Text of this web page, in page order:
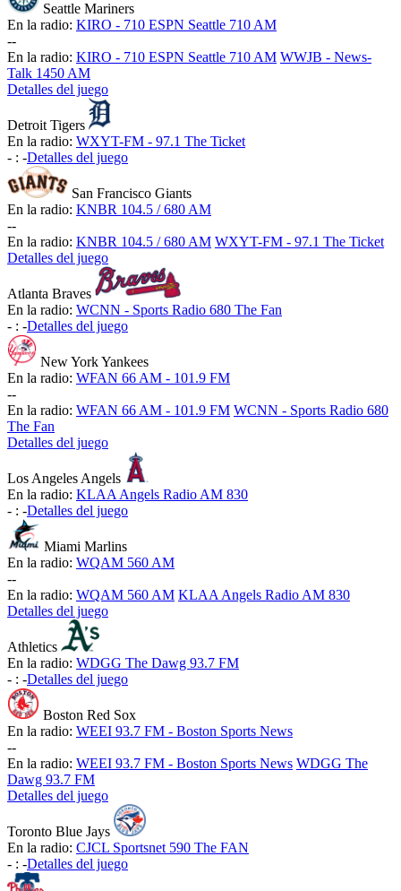
Seattle Mariners
En la radio: KIRO - 710 ESPN Seattle 710 AM
--
En la radio: KIRO - 710 ESPN Seattle 710 AM WWJB - News-
Talk 1450 AM
Detalles del juego
Detroit Tigers
En la radio: WXYT-FM - 97.1 The Ticket
- : -Detalles del juego
San Francisco Giants
En la radio: KNBR 104.5 / 680 AM
--
En la radio: KNBR 104.5 / 680 AM WXYT-FM - 97.1 The Ticket
Detalles del juego
Atlanta Braves
En la radio: WCNN - Sports Radio 680 The Fan
- : -Detalles del juego
New York Yankees
En la radio: WFAN 66 AM - 101.9 FM
--
En la radio: WFAN 66 AM - 101.9 FM WCNN - Sports Radio 680
The Fan
Detalles del juego
Los Angeles Angels
En la radio: KLAA Angels Radio AM 830
- : -Detalles del juego
Miami Marlins
En la radio: WQAM 560 AM
--
En la radio: WQAM 560 AM KLAA Angels Radio AM 830
Detalles del juego
Athletics
En la radio: WDGG The Dawg 93.7 FM
- : -Detalles del juego
Boston Red Sox
En la radio: WEEI 93.7 FM - Boston Sports News
--
En la radio: WEEI 93.7 FM - Boston Sports News WDGG The
Dawg 93.7 FM
Detalles del juego
Toronto Blue Jays
En la radio: CJCL Sportsnet 590 The FAN
- : -Detalles del juego